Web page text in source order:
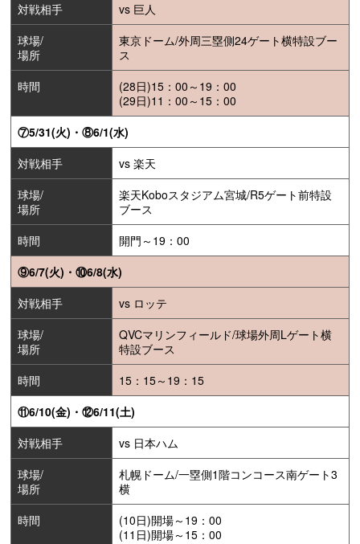
対戦相手
vs 巨人
球場/
場所
東京ドーム/外周三塁側24ゲート横特設ブー
ス
時間
(28日)15：00～19：00
(29日)11：00～15：00
⑦5/31(火)・⑧6/1(水)
対戦相手
vs 楽天
球場/
場所
楽天Koboスタジアム宮城/R5ゲート前特設
ブース
時間
開門～19：00
⑨6/7(火)・⑩6/8(水)
対戦相手
vs ロッテ
球場/
場所
QVCマリンフィールド/球場外周Lゲート横
特設ブース
時間
15：15～19：15
⑪6/10(金)・⑫6/11(土)
対戦相手
vs 日本ハム
球場/
場所
札幌ドーム/一塁側1階コンコース南ゲート3
横
時間
(10日)開場～19：00
(11日)開場～15：00